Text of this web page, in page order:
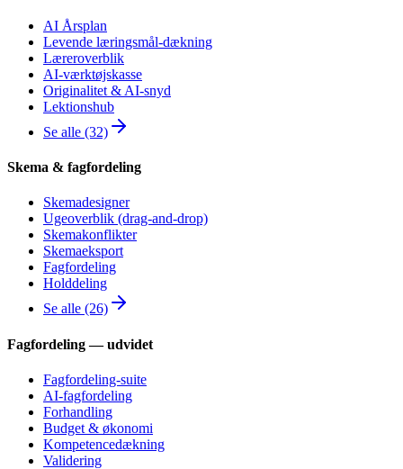
AI Årsplan
Levende læringsmål-dækning
Læreroverblik
AI-værktøjskasse
Originalitet & AI-snyd
Lektionshub
Se alle (32)
Skema & fagfordeling
Skemadesigner
Ugeoverblik (drag-and-drop)
Skemakonflikter
Skemaeksport
Fagfordeling
Holddeling
Se alle (26)
Fagfordeling — udvidet
Fagfordeling-suite
AI-fagfordeling
Forhandling
Budget & økonomi
Kompetencedækning
Validering